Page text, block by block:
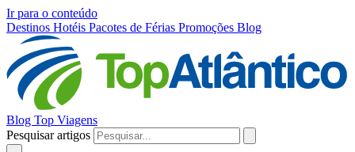
Ir para o conteúdo
Destinos Hotéis Pacotes de Férias Promoções Blog
Blog Top Viagens
Pesquisar artigos